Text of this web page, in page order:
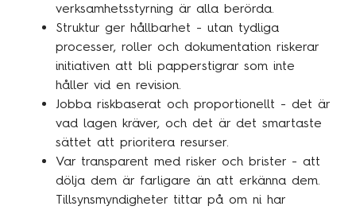
verksamhetsstyrning är alla berörda.
Struktur ger hållbarhet - utan tydliga
processer, roller och dokumentation riskerar
initiativen att bli papperstigrar som inte
håller vid en revision.
Jobba riskbaserat och proportionellt - det är
vad lagen kräver, och det är det smartaste
sättet att prioritera resurser.
Var transparent med risker och brister - att
dölja dem är farligare än att erkänna dem.
Tillsynsmyndigheter tittar på om ni har